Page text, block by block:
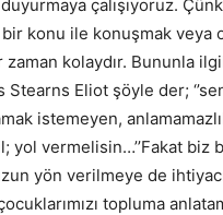
çalışıyoruz.
bir konu ile konuşmak veya
kolaydır. Bununla
Eliot şöyle der;
istemeyen,
yol vermelisin…’’Fakat biz
yön verilmeye de
topluma